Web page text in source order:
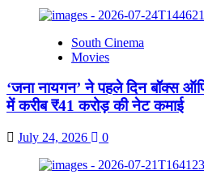
South Cinema
Movies
‘जना नायगन’ ने पहले दिन बॉक्स
में करीब ₹41 करोड़ की नेट कमाई
July 24, 2026 0